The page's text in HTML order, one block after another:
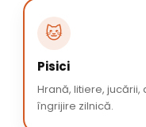
🐱
Pisici
Hrană, litiere,
îngrijire zilnică.